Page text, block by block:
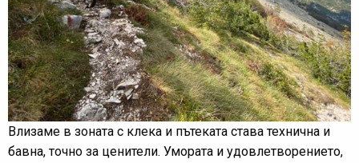
Влизаме в зоната с клека и пътеката става технична и
бавна, точно за ценители. Умората и удовлетворението,